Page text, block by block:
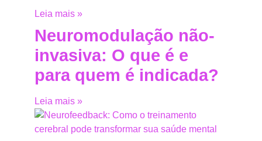
Leia mais »
Neuromodulação não-
invasiva: O que é e
para quem é indicada?
Leia mais »